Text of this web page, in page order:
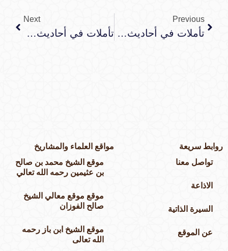
Previous
تأملات في أحاديث الأدعية والأذكار : الحديث الأول
Next
تأملات في أحاديث الأدعية والأذكار : الحديث الثالث
سريعة
تواصل معنا
الاذاعة
السيرة الذاتية
عن الموقع
مواقع العلماء والمشاريخ
موقع الشيخ محمد بن صالح
بن عثيمين رحمه الله تعالي
موقع موقع معالي الشيخ
صالح الفوزان
موقع الشيخ ابن باز رحمه
الله تعالى